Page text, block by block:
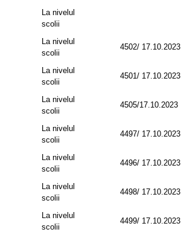
La nivelul
scolii
La nivelul
scolii
4502/ 17.10.2023
La nivelul
scolii
4501/ 17.10.2023
La nivelul
scolii
4505/17.10.2023
La nivelul
scolii
4497/ 17.10.2023
La nivelul
scolii
4496/ 17.10.2023
La nivelul
scolii
4498/ 17.10.2023
La nivelul
scolii
4499/ 17.10.2023